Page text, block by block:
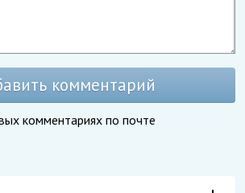
комментарий
комментариях по почте